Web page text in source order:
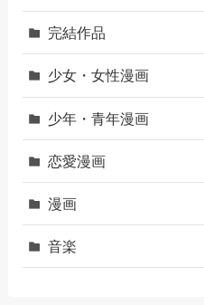
完結作品
少女・女性漫画
少年・青年漫画
恋愛漫画
漫画
音楽